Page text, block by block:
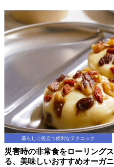
暮らしに役立つ便利なテクニック
災害時の非常食をローリング
る、美味しいおすすめオーガ